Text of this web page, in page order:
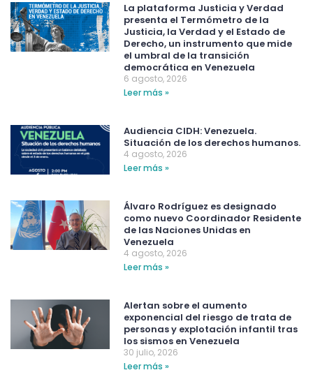
La plataforma Justicia y Verdad
presenta el Termómetro de la
Justicia, la Verdad y el Estado de
Derecho, un instrumento que mide
el umbral de la transición
democrática en Venezuela
6 agosto, 2026
Leer más »
Audiencia CIDH: Venezuela.
Situación de los derechos humanos.
4 agosto, 2026
Leer más »
Álvaro Rodríguez es designado
como nuevo Coordinador Residente
de las Naciones Unidas en
Venezuela
4 agosto, 2026
Leer más »
Alertan sobre el aumento
exponencial del riesgo de trata de
personas y explotación infantil tras
los sismos en Venezuela
30 julio, 2026
Leer más »